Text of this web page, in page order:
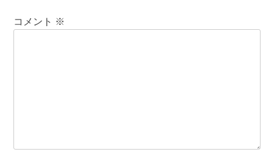
コメント ※